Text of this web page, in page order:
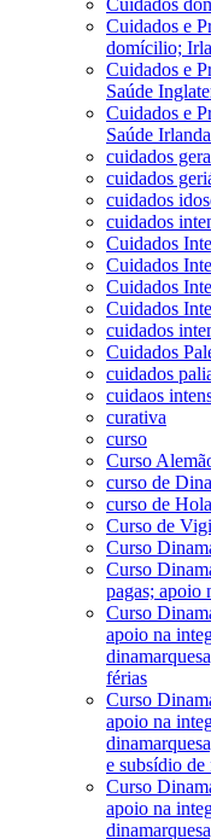
Cuidados e
domícilio;
Cuidados e
Saúde
Cuidados e
Saúde
cuidados
cuidados
cuidados
cuidados
Cuidados
Cuidados
Cuidados
Cuidados
cuidados
Cuidados
cuidados
cuidaos
curativa
curso
Curso
curso de
curso de
Curso de
Curso
Curso
pagas; apoio
Curso
apoio na
férias
Curso
apoio na
e subsídio de
Curso
apoio na